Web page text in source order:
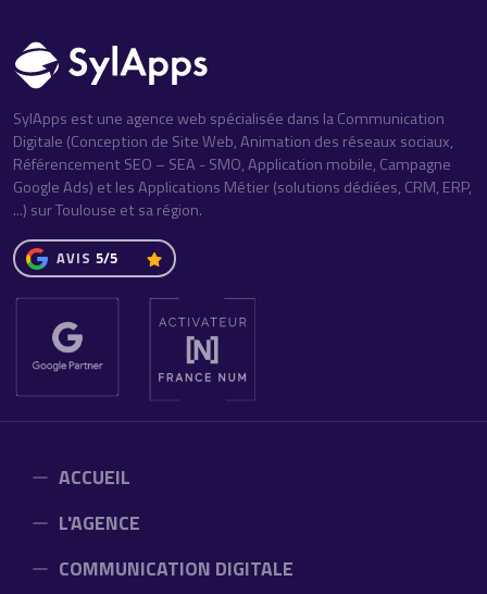
SylApps est une agence web spécialisée dans la Communication
Digitale (Conception de Site Web, Animation des réseaux sociaux,
Référencement SEO – SEA - SMO, Application mobile, Campagne
Google Ads) et les Applications Métier (solutions dédiées, CRM, ERP,
...) sur Toulouse et sa région.
AVIS 5/5
ACCUEIL
L'AGENCE
COMMUNICATION DIGITALE